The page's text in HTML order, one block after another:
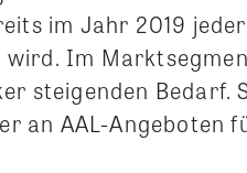
im Jahr 2019
Im
steigenden Bedarf.
an AAL-Angeboten